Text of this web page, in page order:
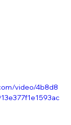
video/4b8d8